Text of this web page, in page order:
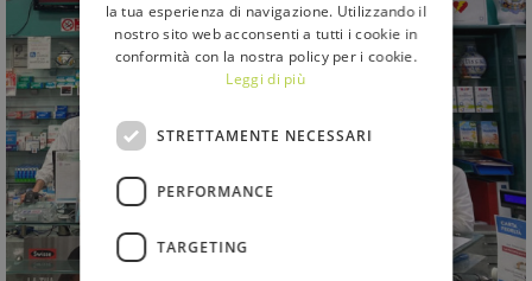
la tua esperienza di navigazione. Utilizzando il
nostro sito web acconsenti a tutti i cookie in
conformità con la nostra policy per i cookie.
Leggi di più
STRETTAMENTE NECESSARI
PERFORMANCE
TARGETING